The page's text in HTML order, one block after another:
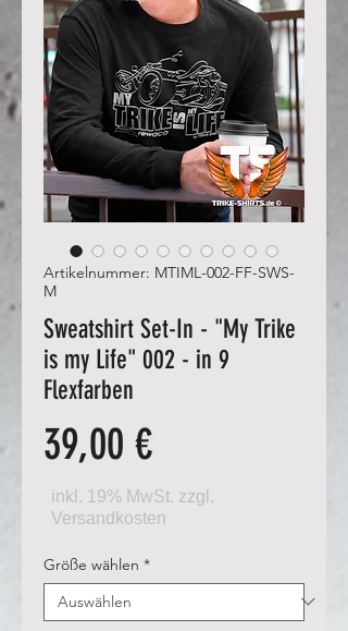
Artikelnummer: MTIML-002-FF-SWS-
M
Sweatshirt Set-In - "My Trike
is my Life" 002 - in 9
Flexfarben
39,00 €Preis
Größe wählen *